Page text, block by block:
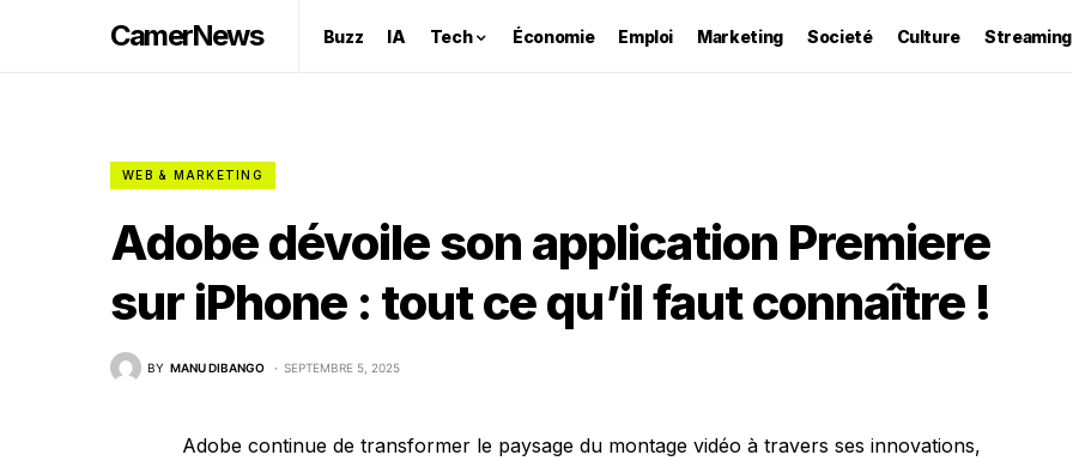
CamerNews Buzz IA Tech Économie Emploi Marketing Societé Culture Streaming
WEB & MARKETING
Adobe dévoile son application Premiere
sur iPhone : tout ce qu’il faut connaître !
BY MANU DIBANGO SEPTEMBRE 5, 2025
Adobe continue de transformer le paysage du montage vidéo à travers ses innovations,